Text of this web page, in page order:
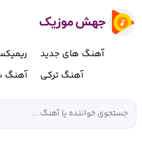
آهنگ های جدید
آهنگ ترکی
آهنگ